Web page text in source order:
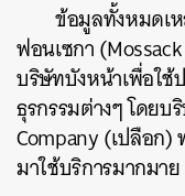
ข้อมูลทั้งหมดเ
ฟอนเซกา
บริษัทบังหน้าเพื่อใ
ธุรกรรมต่างๆ โดยบ
Company (เปลือก
มาใช้บริการมากมาย